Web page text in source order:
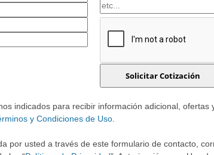
indicados para recibir información adicional, ofertas
y Condiciones de Uso
por usted a través de este formulario de contacto,